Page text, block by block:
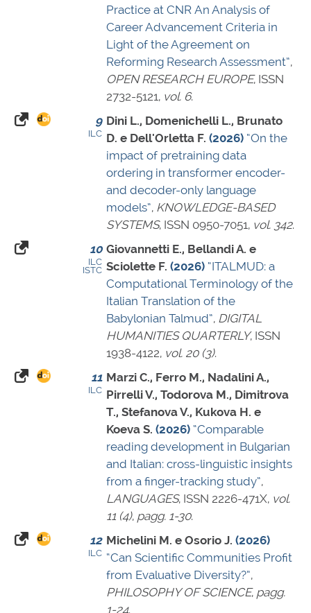
Practice at CNR An Analysis of
Career Advancement Criteria in
Light of the Agreement on
Reforming Research Assessment”,
OPEN RESEARCH EUROPE, ISSN
2732-5121, vol. 6.
9
ILC
Dini L., Domenichelli L., Brunato
D. e Dell'Orletta F. (2026) “On the
impact of pretraining data
ordering in transformer encoder-
and decoder-only language
models”, KNOWLEDGE-BASED
SYSTEMS, ISSN 0950-7051, vol. 342.
10
ILC
ISTC
Giovannetti E., Bellandi A. e
Sciolette F. (2026) “ITALMUD: a
Computational Terminology of the
Italian Translation of the
Babylonian Talmud”, DIGITAL
HUMANITIES QUARTERLY, ISSN
1938-4122, vol. 20 (3).
11
ILC
Marzi C., Ferro M., Nadalini A.,
Pirrelli V., Todorova M., Dimitrova
T., Stefanova V., Kukova H. e
Koeva S. (2026) “Comparable
reading development in Bulgarian
and Italian: cross-linguistic insights
from a finger-tracking study”,
LANGUAGES, ISSN 2226-471X, vol.
11 (4), pagg. 1-30.
12
ILC
Michelini M. e Osorio J. (2026)
“Can Scientific Communities Profit
from Evaluative Diversity?”,
PHILOSOPHY OF SCIENCE, pagg.
1-24.